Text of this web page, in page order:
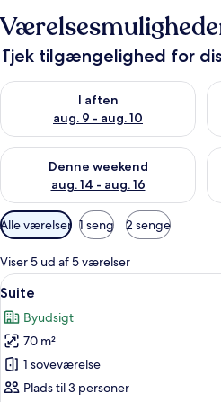
e
Tjek tilgængelighed for
I aften
aug. 9 - aug. 10
Tjek tilgængelighed for i aften
Denne weekend
aug. 14 - aug. 16
Tjek tilgængelighed for denne
Tilgængelige
filtre
for
værelser
Alle værelser 1 seng 2 senge
Viser 5 ud af 5 værelser
Indlæs
alle
billeder
af
Suite
7
Suite
Byudsigt
70 m²
1 soveværelse
Plads til 3 personer